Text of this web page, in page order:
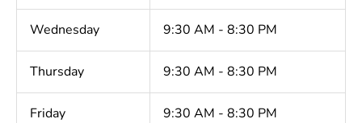
Wednesday 9:30 AM - 8:30 PM
Thursday 9:30 AM - 8:30 PM
Friday 9:30 AM - 8:30 PM